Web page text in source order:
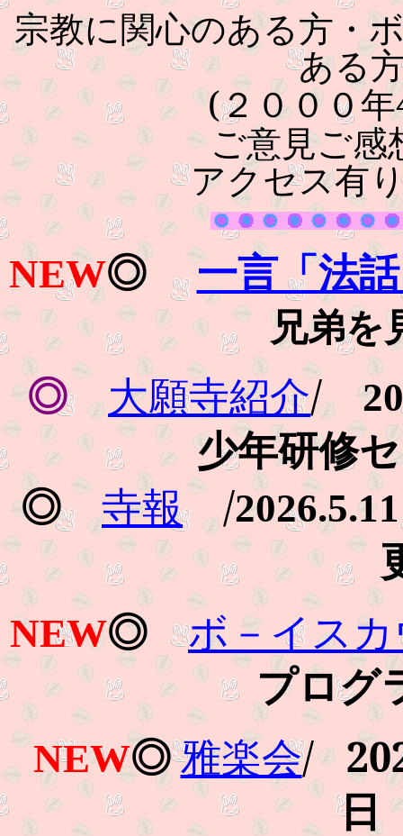
宗教に関心のある方・
ある
(２０００年
ご意見ご
アクセス有
NEW◎ 一言「法
兄弟
◎ 大願寺紹介/
少年研修
◎
寺報 /2026.5.11
NEW◎
ボ－イス
プロ
NEW◎ 雅楽会/
日